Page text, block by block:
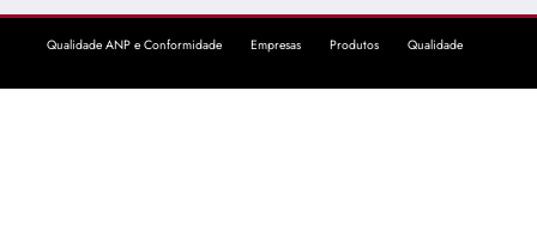
Qualidade ANP e Conformidade Empresas Produtos Qualidade